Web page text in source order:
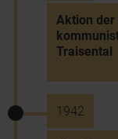
Aktion der
Traisental
1942